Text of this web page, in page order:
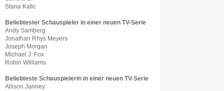
Stana Katic
Beliebtester Schauspieler in einer neuen TV-Serie
Andy Samberg
Jonathan Rhys Meyers
Joseph Morgan
Michael J. Fox
Robin Williams
Beliebteste Schauspielerin in einer neuen TV-Serie
Allison Janney